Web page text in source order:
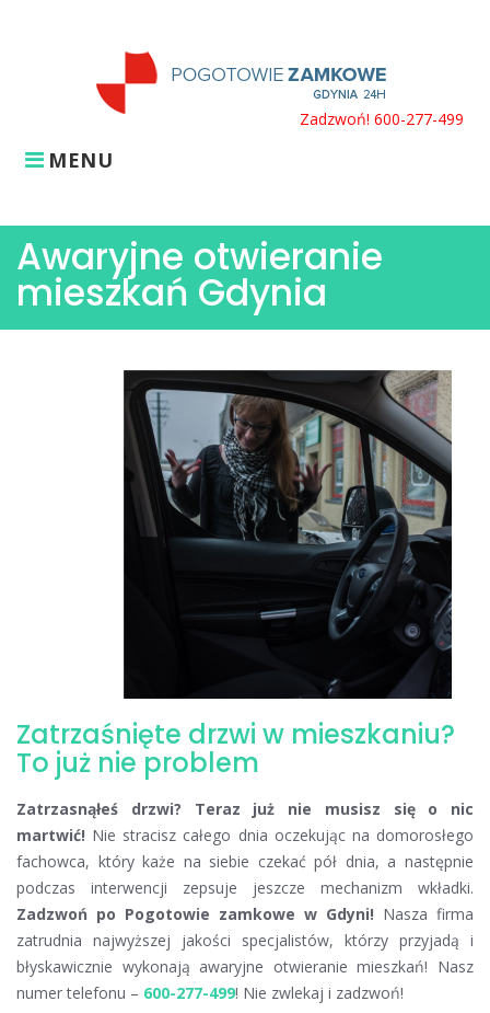
Zadzwoń! 600-277-499
MENU
Awaryjne otwieranie
mieszkań Gdynia
Zatrzaśnięte drzwi w mieszkaniu?
To już nie problem
Zatrzasnąłeś drzwi? Teraz już nie musisz się o nic
martwić! Nie stracisz całego dnia oczekując na domorosłego
fachowca, który każe na siebie czekać pół dnia, a następnie
podczas interwencji zepsuje jeszcze mechanizm wkładki.
Zadzwoń po Pogotowie zamkowe w Gdyni! Nasza firma
zatrudnia najwyższej jakości specjalistów, którzy przyjadą i
błyskawicznie wykonają awaryjne otwieranie mieszkań! Nasz
numer telefonu – 600-277-499! Nie zwlekaj i zadzwoń!